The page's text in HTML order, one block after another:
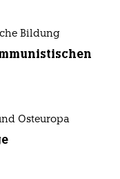
Bildung
Osteuropa